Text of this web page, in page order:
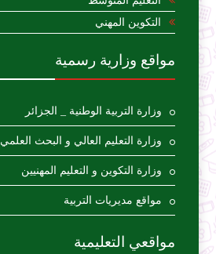
التكوين المهني
مواقع وزارية رسمية
وزارة التربية الوطنية _ الجزائر
وزارة التعليم العالي و البحث العلمي
وزارة التكوين و التعليم المهنيين
مواقع مديريات التربية
مواقعي التعليمية